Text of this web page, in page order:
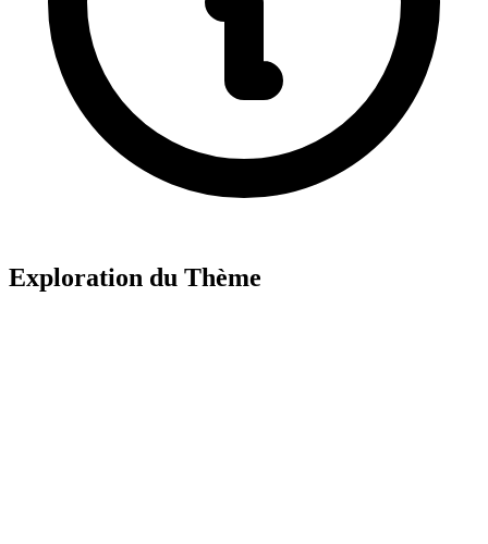
Exploration du Thème